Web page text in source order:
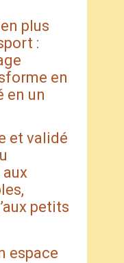
plus
:
en
en un
et validé
petits
espace